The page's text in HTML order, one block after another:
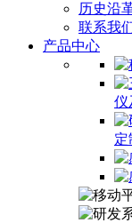
历史沿
联系我
产品中心
仪
定